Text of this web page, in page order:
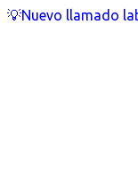
💡Nuevo llamado